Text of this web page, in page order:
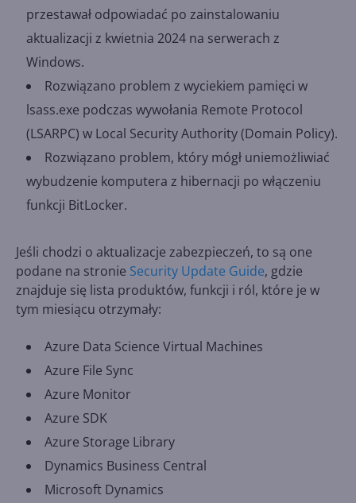
przestawał odpowiadać po zainstalowaniu
aktualizacji z kwietnia 2024 na serwerach z
Windows.
Rozwiązano problem z wyciekiem pamięci w
lsass.exe podczas wywołania Remote Protocol
(LSARPC) w Local Security Authority (Domain Policy).
Rozwiązano problem, który mógł uniemożliwiać
wybudzenie komputera z hibernacji po włączeniu
funkcji BitLocker.
Jeśli chodzi o aktualizacje zabezpieczeń, to są one
podane na stronie Security Update Guide, gdzie
znajduje się lista produktów, funkcji i ról, które je w
tym miesiącu otrzymały:
Azure Data Science Virtual Machines
Azure File Sync
Azure Monitor
Azure SDK
Azure Storage Library
Dynamics Business Central
Microsoft Dynamics